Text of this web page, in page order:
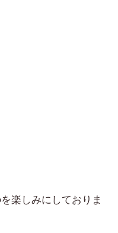
楽しみにしておりま